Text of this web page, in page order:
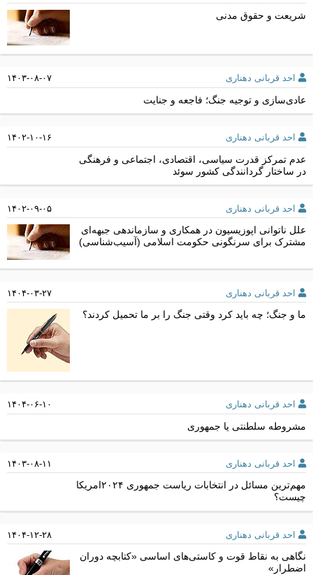
شریعت و حقوق مدنی
احد قربانی دهناری ۱۴۰۳-۰۸-۰۷
عادی‌سازی و توجیه جنگ؛ فاجعه و جنایت
احد قربانی دهناری ۱۴۰۲-۱۰-۱۶
عدم تمرکز قدرت سیاسی، اقتصادی، اجتماعی و فرهنگی
در ساختار گردانندگی کشور سوئد
احد قربانی دهناری ۱۴۰۲-۰۹-۰۵
علل ناتوانی اپوزیسیون در همکاری و سازماندهی جبهه‌ای
مشترک برای سرنگونی حکومت اسلامی (آسیب‌شناسی)
احد قربانی دهناری ۱۴۰۴-۰۳-۲۷
ما و جنگ؛ چه باید کرد وقتی جنگ را بر ما تحمیل کردند؟
احد قربانی دهناری ۱۴۰۴-۰۶-۱۰
مشروطه سلطنتی یا جمهوری
احد قربانی دهناری ۱۴۰۳-۰۸-۱۱
مهم‌ترین مسائل در انتخابات ریاست جمهوری ۲۰۲۴امریکا
چیست؟
احد قربانی دهناری ۱۴۰۴-۱۲-۲۸
نگاهی به نقاط قوت و کاستی‌های اساسی «کتابچه دوران
اضطرار»